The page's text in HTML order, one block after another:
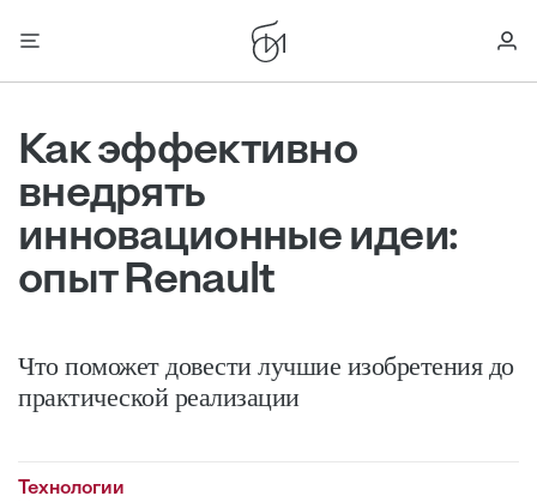
Как эффективно
внедрять
инновационные идеи:
опыт Renault
Что поможет довести лучшие изобретения до
практической реализации
Технологии